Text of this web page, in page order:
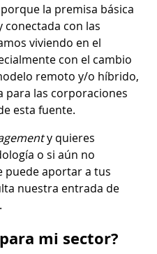
la premisa básica
conectada con las
viviendo en el
con el cambio
remoto y/o híbrido,
para las corporaciones
esta fuente.
y quieres
o si aún no
puede aportar a tus
nuestra entrada de
.
mi sector?